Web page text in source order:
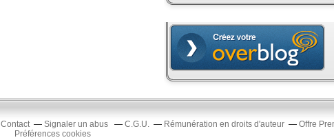
Contact Signaler un abus C.G.U. Rémunération en droits d'auteur Offre
Préférences cookies